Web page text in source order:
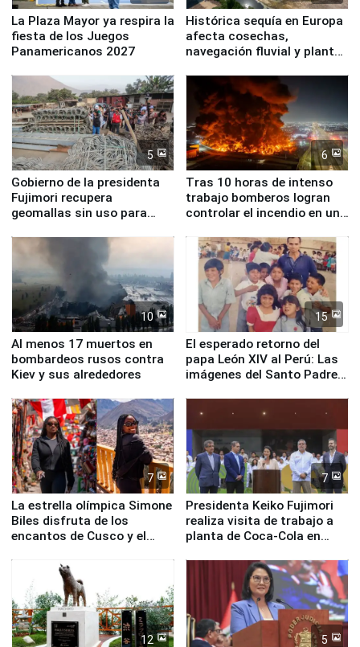
La Plaza Mayor ya respira la
fiesta de los Juegos
Panamericanos 2027
Histórica sequía en Europa
afecta cosechas,
navegación fluvial y plantas
5
Gobierno de la presidenta
Fujimori recupera
geomallas sin uso para
Fenómeno El Niño
6
Tras 10 horas de intenso
trabajo bomberos logran
controlar el incendio en una
de Chile
10
Al menos 17 muertos en
bombardeos rusos contra
Kiev y sus alrededores
15
El esperado retorno del
papa León XIV al Perú: Las
imágenes del Santo Padre
7
La estrella olímpica Simone
Biles disfruta de los
encantos de Cusco y el
7
Presidenta Keiko Fujimori
realiza visita de trabajo a
planta de Coca-Cola en
12 5